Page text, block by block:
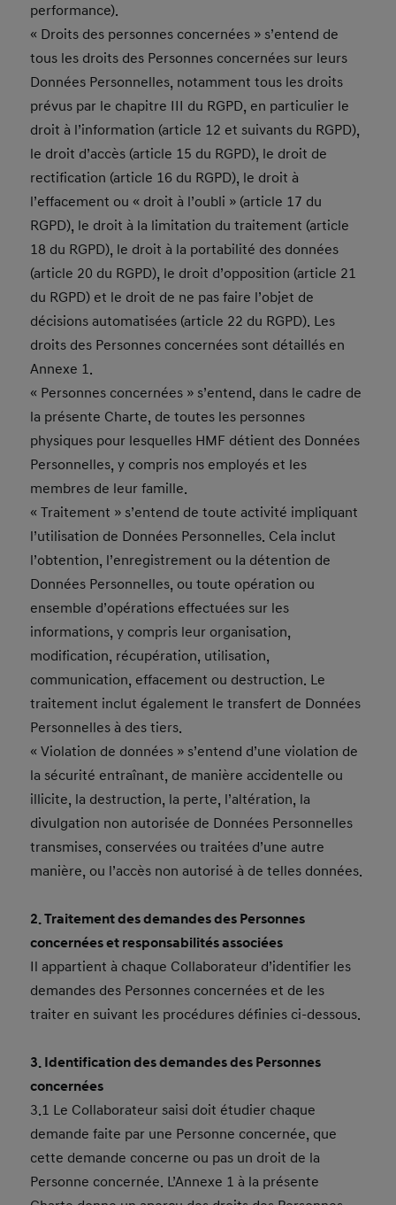
performance).
« Droits des personnes concernées » s’entend de
tous les droits des Personnes concernées sur leurs
Données Personnelles, notamment tous les droits
prévus par le chapitre III du RGPD, en particulier le
droit à l’information (article 12 et suivants du RGPD),
le droit d’accès (article 15 du RGPD), le droit de
rectification (article 16 du RGPD), le droit à
l’effacement ou « droit à l’oubli » (article 17 du
RGPD), le droit à la limitation du traitement (article
18 du RGPD), le droit à la portabilité des données
(article 20 du RGPD), le droit d’opposition (article 21
du RGPD) et le droit de ne pas faire l’objet de
décisions automatisées (article 22 du RGPD). Les
droits des Personnes concernées sont détaillés en
Annexe 1.
« Personnes concernées » s’entend, dans le cadre de
la présente Charte, de toutes les personnes
physiques pour lesquelles HMF détient des Données
Personnelles, y compris nos employés et les
membres de leur famille.
« Traitement » s’entend de toute activité impliquant
l’utilisation de Données Personnelles. Cela inclut
l’obtention, l’enregistrement ou la détention de
Données Personnelles, ou toute opération ou
ensemble d’opérations effectuées sur les
informations, y compris leur organisation,
modification, récupération, utilisation,
communication, effacement ou destruction. Le
traitement inclut également le transfert de Données
Personnelles à des tiers.
« Violation de données » s’entend d’une violation de
la sécurité entraînant, de manière accidentelle ou
illicite, la destruction, la perte, l’altération, la
divulgation non autorisée de Données Personnelles
transmises, conservées ou traitées d’une autre
manière, ou l’accès non autorisé à de telles données.
2. Traitement des demandes des Personnes
concernées et responsabilités associées
Il appartient à chaque Collaborateur d’identifier les
demandes des Personnes concernées et de les
traiter en suivant les procédures définies ci-dessous.
3. Identification des demandes des Personnes
concernées
3.1 Le Collaborateur saisi doit étudier chaque
demande faite par une Personne concernée, que
cette demande concerne ou pas un droit de la
Personne concernée. L’Annexe 1 à la présente